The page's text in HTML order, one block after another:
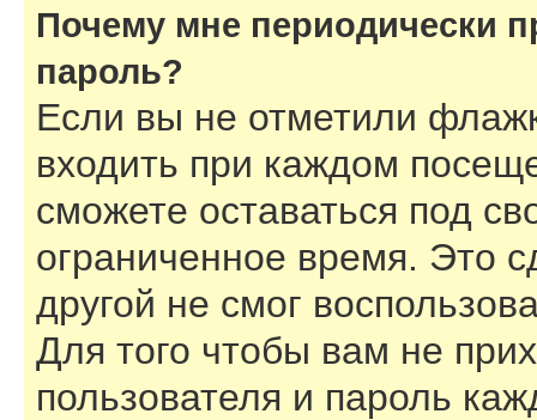
Почему мне периодически
пароль?
Если вы не отметили
входить при каждом
сможете оставаться под
ограниченное время. Это
другой не смог
Для того чтобы вам не
пользователя и пароль